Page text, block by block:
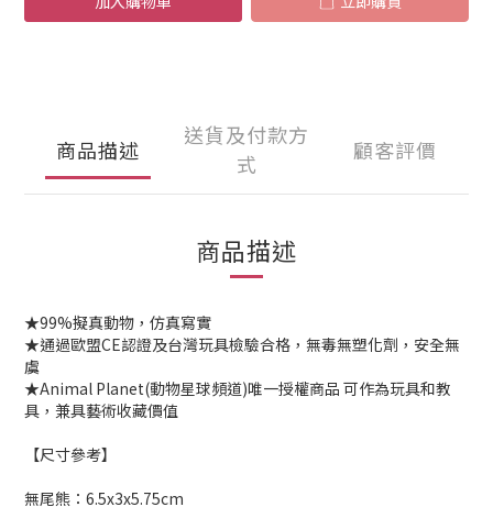
商品描述
送貨及付款方
式
顧客評價
商品描述
★99%擬真動物，仿真寫實
★通過歐盟CE認證及台灣玩具檢驗合格，無毒無塑化劑，安全無
虞
★Animal Planet(動物星球頻道)唯一授權商品 可作為玩具和教
具，兼具藝術收藏價值
【尺寸參考】
無尾熊：6.5x3x5.75cm